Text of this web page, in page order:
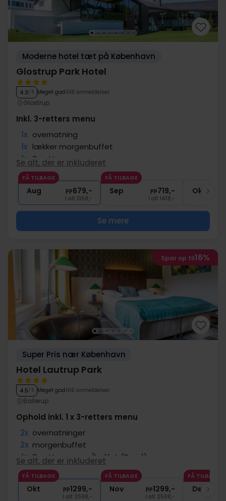
Moderne hotel tæt på København
Glostrup Park Hotel
4.3/ 5 Meget god 518 anmeldelser
Glostrup
Inkl. 3-retters menu
1x overnatning
1x lækker morgenbuffet
1x 3-retters menu
∞ Gratis parkering ved hotellet
∞ Gratis wifi
Se alt, der er inkluderet
FÅ TILBAGE
Aug pp679,-
I alt 1358,-
FÅ TILBAGE
Sep pp719,-
I alt 1438,-
Okt
Se mere
Spar op til16%
Super Pris nær København
Hotel Lautrup Park
4.5/ 5 Meget god 106 anmeldelser
Ballerup
Ophold inkl. 1 x 3-retters menu
2x overnatninger
2x morgenbuffet
1x 3-retters menu/buffet (Dag 1)
∞ Nær København
∞ Gratis internet og parkering
Se alt, der er inkluderet
FÅ TILBAGE
Okt pp1299,-
I alt 2598,-
FÅ TILBAGE
Nov pp1299,-
I alt 2598,-
FÅ TILBAGE
Dec